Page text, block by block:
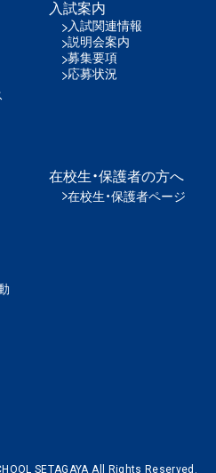
入試案内
入試関連情報
説明会案内
募集要項
応募状況
在校生・保護者の方へ
在校生・保護者ページ
SETAGAYA All Rights Reserved.